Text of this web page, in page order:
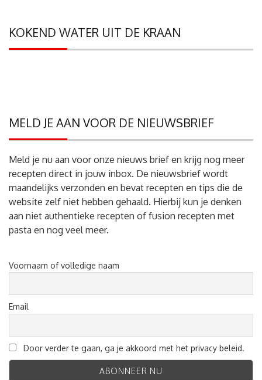
KOKEND WATER UIT DE KRAAN
MELD JE AAN VOOR DE NIEUWSBRIEF
Meld je nu aan voor onze nieuws brief en krijg nog meer
recepten direct in jouw inbox. De nieuwsbrief wordt
maandelijks verzonden en bevat recepten en tips die de
website zelf niet hebben gehaald. Hierbij kun je denken
aan niet authentieke recepten of fusion recepten met
pasta en nog veel meer.
Voornaam of volledige naam
Email
Door verder te gaan, ga je akkoord met het privacy beleid.